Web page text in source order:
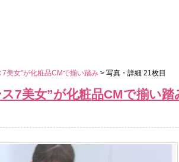
美女”が化粧品CMで揃い踏み > 写真・詳細 21枚目
7美女”が化粧品CMで揃い踏